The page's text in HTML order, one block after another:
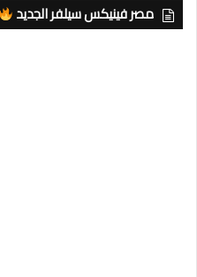
مصر فينيكس سيلفر الجديد